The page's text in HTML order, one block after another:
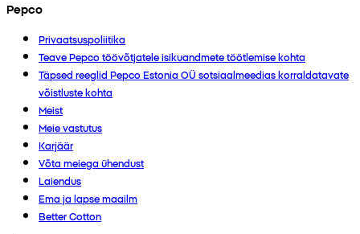
Pepco
Privaatsuspoliitika
Teave Pepco töövõtjatele isikuandmete töötlemise kohta
Täpsed reeglid Pepco Estonia OÜ sotsiaalmeedias korraldatavate
võistluste kohta
Meist
Meie vastutus
Karjäär
Võta meiega ühendust
Laiendus
Ema ja lapse maailm
Better Cotton